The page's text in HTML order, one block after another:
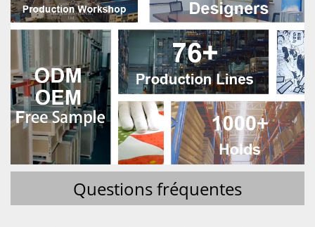
Questions fréquentes